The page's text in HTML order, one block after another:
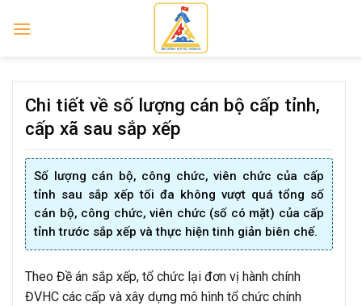
Chi tiết về số lượng cán bộ cấp tỉnh,
cấp xã sau sắp xếp
Số lượng cán bộ, công chức, viên chức của cấp
tỉnh sau sắp xếp tối đa không vượt quá tổng số
cán bộ, công chức, viên chức (số có mặt) của cấp
tỉnh trước sắp xếp và thực hiện tinh giản biên chế.
Theo Đề án sắp xếp, tổ chức lại đơn vị hành chính
ĐVHC các cấp và xây dựng mô hình tổ chức chính